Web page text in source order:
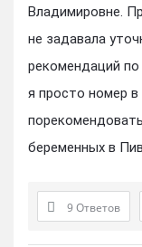
Владимировне.
не задавала
рекомендаций
я просто номер
беременных в
9 Ответов